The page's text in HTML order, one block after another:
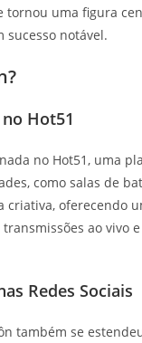
tornou uma figura
sucesso notável.
Hot51
no Hot51, uma
como salas de
oferecendo
transmissões ao
Redes Sociais
também se